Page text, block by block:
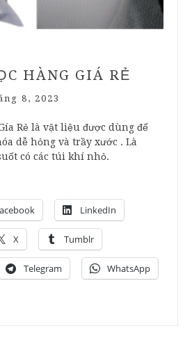
HÀNG GIÁ RẺ
8, 2023
Rẻ là vật liệu được dùng để
dễ hỏng và trầy xước . Là
có các túi khí nhỏ.
LinkedIn
X Tumblr
Telegram WhatsApp